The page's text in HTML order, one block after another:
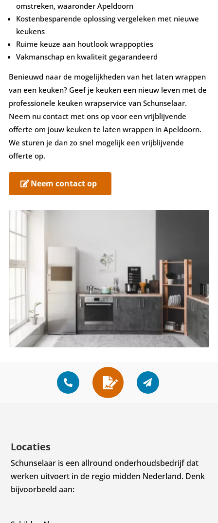
omstreken, waaronder Apeldoorn
Kostenbesparende oplossing vergeleken met nieuwe
keukens
Ruime keuze aan houtlook wrappopties
Vakmanschap en kwaliteit gegarandeerd
Benieuwd naar de mogelijkheden van het laten wrappen
van een keuken? Geef je keuken een nieuw leven met de
professionele keuken wrapservice van Schunselaar.
Neem nu contact met ons op voor een vrijblijvende
offerte om jouw keuken te laten wrappen in Apeldoorn.
We sturen je dan zo snel mogelijk een vrijblijvende
offerte op.
Neem contact op
Locaties
Schunselaar is een allround onderhoudsbedrijf dat
werken uitvoert in de regio midden Nederland. Denk
bijvoorbeeld aan: